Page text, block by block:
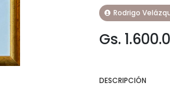
Rodrigo
Gs.
DESCRIPCIÓN